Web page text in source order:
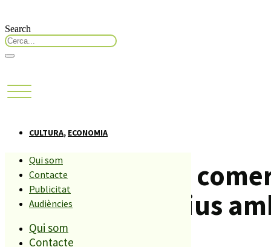
Search
Qui som
Contacte
Publicitat
Audiències
Qui som
Contacte
CULTURA, ECONOMIA
Una vintena de
ventalls exclusius